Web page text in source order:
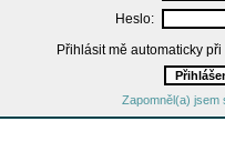
Heslo:
Přihlásit mě automaticky
Zapomněl(a) jsem